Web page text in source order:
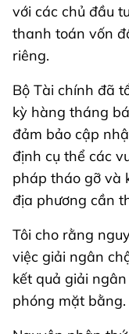
với các chủ đầu
thanh toán vốn
riêng.
Bộ Tài chính đã
kỳ hàng tháng
đảm bảo cập
định cụ thể các
pháp tháo gỡ và
địa phương cần
Tôi cho rằng
việc giải ngân
kết quả giải
phóng mặt bằng.